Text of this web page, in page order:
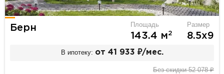
Берн Площадь
143.4 м2
Размер
8.5х9
В ипотеку: от 41 933 ₽/мес.
Без скидки 52 078 ₽